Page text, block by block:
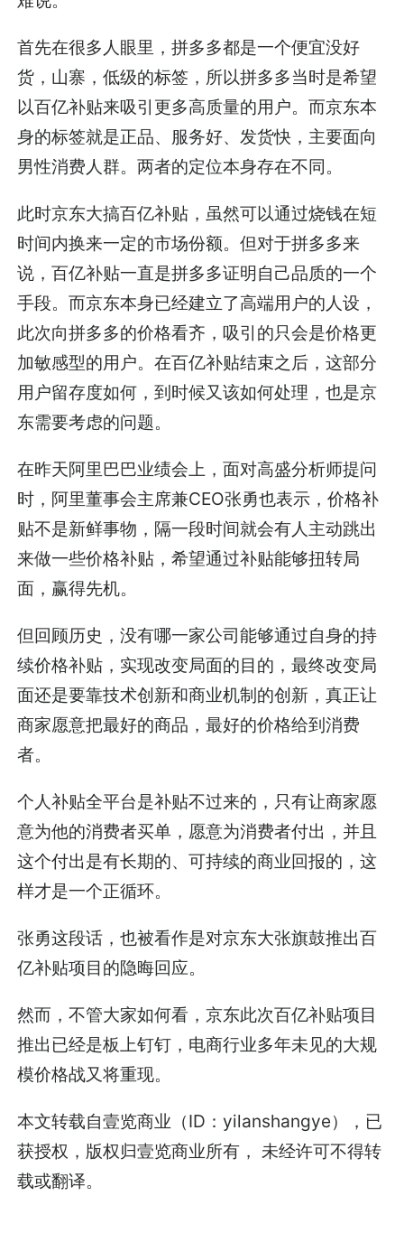
首先在很多人眼里，拼多多都是一个便宜没好
货，山寨，低级的标签，所以拼多多当时是希望
以百亿补贴来吸引更多高质量的用户。而京东本
身的标签就是正品、服务好、发货快，主要面向
男性消费人群。两者的定位本身存在不同。
此时京东大搞百亿补贴，虽然可以通过烧钱在短
时间内换来一定的市场份额。但对于拼多多来
说，百亿补贴一直是拼多多证明自己品质的一个
手段。而京东本身已经建立了高端用户的人设，
此次向拼多多的价格看齐，吸引的只会是价格更
加敏感型的用户。在百亿补贴结束之后，这部分
用户留存度如何，到时候又该如何处理，也是京
东需要考虑的问题。
在昨天阿里巴巴业绩会上，面对高盛分析师提问
时，阿里董事会主席兼CEO张勇也表示，价格补
贴不是新鲜事物，隔一段时间就会有人主动跳出
来做一些价格补贴，希望通过补贴能够扭转局
面，赢得先机。
但回顾历史，没有哪一家公司能够通过自身的持
续价格补贴，实现改变局面的目的，最终改变局
面还是要靠技术创新和商业机制的创新，真正让
商家愿意把最好的商品，最好的价格给到消费
者。
个人补贴全平台是补贴不过来的，只有让商家愿
意为他的消费者买单，愿意为消费者付出，并且
这个付出是有长期的、可持续的商业回报的，这
样才是一个正循环。
张勇这段话，也被看作是对京东大张旗鼓推出百
亿补贴项目的隐晦回应。
然而，不管大家如何看，京东此次百亿补贴项目
推出已经是板上钉钉，电商行业多年未见的大规
模价格战又将重现。
本文转载自壹览商业（ID：yilanshangye），已
获授权，版权归壹览商业所有， 未经许可不得转
载或翻译。